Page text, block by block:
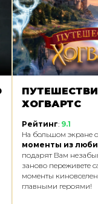
ХОГВАРТС
Рейтинг: 9.1
На большом экране
моменты из
подарят Вам
заново переживете
моменты
главными героями!